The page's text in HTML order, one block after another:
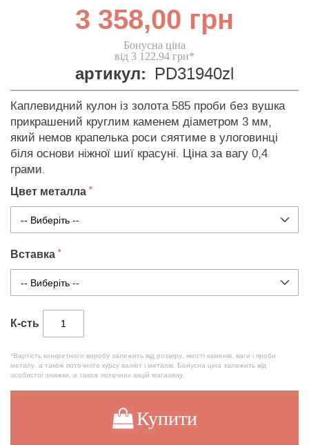
3 358,00 грн
Бонусна ціна
від 3 122,94 грн*
артикул: PD31940zl
Каплевидний кулон із золота 585 проби без вушка
прикрашений круглим каменем діаметром 3 мм,
який немов крапелька роси сяятиме в улоговинці
біля основи ніжної шиї красуні. Ціна за вагу 0,4
грами.
Цвет металла
Вставка
К-сть
*Вартість конкретного виробу залежить від розміру, якості каменів, ваги і проби
металу, а також поточного курсу валют і металів. Бонусна ціна залежить від
особистої знижки, а також поточних акцій магазину.
Купити